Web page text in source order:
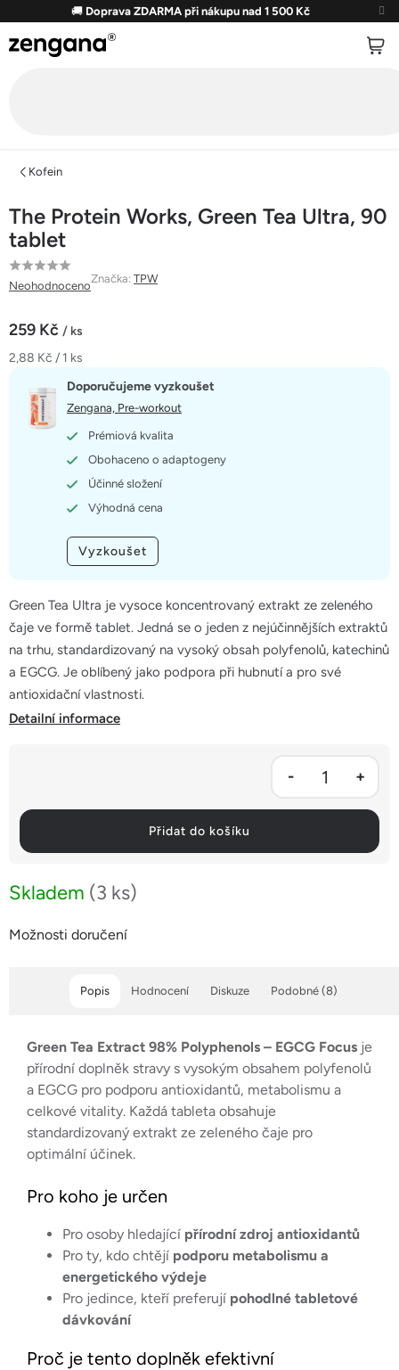
obsah
🚚 Doprava ZDARMA při nákupu nad 1 500 Kč
Kofein
The Protein Works, Green Tea Ultra, 90
tablet
Průměrné
hodnocení
je
0,0
hvězdiček.
Neohodnoceno
Značka: TPW
259 Kč / ks
Měrná
2,88 Kč / 1 ks
Skladem (3 ks)
Možnosti doručení
Přidat do košíku
Green Tea Ultra je vysoce koncentrovaný extrakt ze zeleného
čaje ve formě tablet. Jedná se o jeden z nejúčinnějších extraktů
na trhu, standardizovaný na vysoký obsah polyfenolů, katechinů
a EGCG. Je oblíbený jako podpora při hubnutí a pro své
antioxidační vlastnosti.
Doporučujeme vyzkoušet
Zengana, Pre-workout
Prémiová kvalita
Obohaceno o adaptogeny
Účinné složení
Výhodná cena
Vyzkoušet
Detailní informace
Popis Podobné (8)
Hodnocení Diskuze
Green Tea Extract 98% Polyphenols – EGCG Focus je
přírodní doplněk stravy s vysokým obsahem polyfenolů
a EGCG pro podporu antioxidantů, metabolismu a
celkové vitality. Každá tableta obsahuje
standardizovaný extrakt ze zeleného čaje pro
optimální účinek.
Pro koho je určen
Pro osoby hledající přírodní zdroj antioxidantů
Pro ty, kdo chtějí podporu metabolismu a
energetického výdeje
Pro jedince, kteří preferují pohodlné tabletové
dávkování
Proč je tento doplněk efektivní